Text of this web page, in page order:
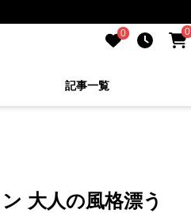
0 0
記事一覧
大人の風格漂う